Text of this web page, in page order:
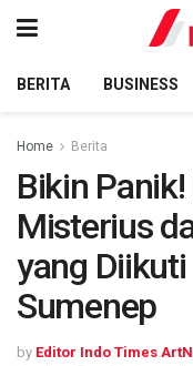
BERITA BUSINESS
Home Berita
Bikin
Misterius
yang
Sumenep
by Editor Indo Times